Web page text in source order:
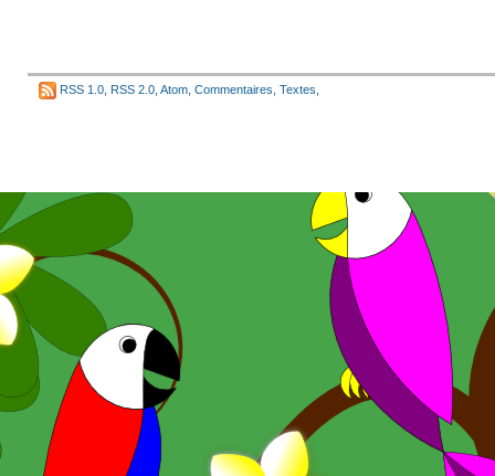
RSS 1.0 RSS 2.0 Atom Commentaires Textes